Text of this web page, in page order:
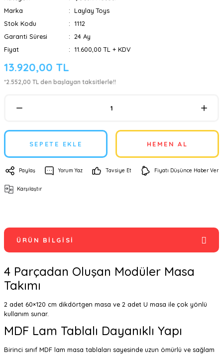
Marka
Laylay Toys
Stok Kodu
1112
Garanti Süresi
24 Ay
Fiyat
11.600,00 TL + KDV
13.920,00 TL
*2.552,00 TL den başlayan taksitlerle!!
SEPETE EKLE HEMEN AL
Paylaş Yorum Yaz Tavsiye Et Fiyatı Düşünce Haber Ver
Karşılaştır
ÜRÜN BILGISI
4 Parçadan Oluşan Modüler Masa
Takımı
2 adet 60×120 cm dikdörtgen masa ve 2 adet U masa ile çok yönlü
kullanım sunar.
MDF Lam Tablalı Dayanıklı Yapı
Birinci sınıf MDF lam masa tablaları sayesinde uzun ömürlü ve sağlam